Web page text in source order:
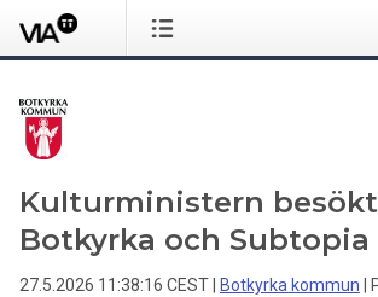
Kulturministern
Botkyrka och Subtopia
27.5.2026 11:38:16 CEST Botkyrka kommun